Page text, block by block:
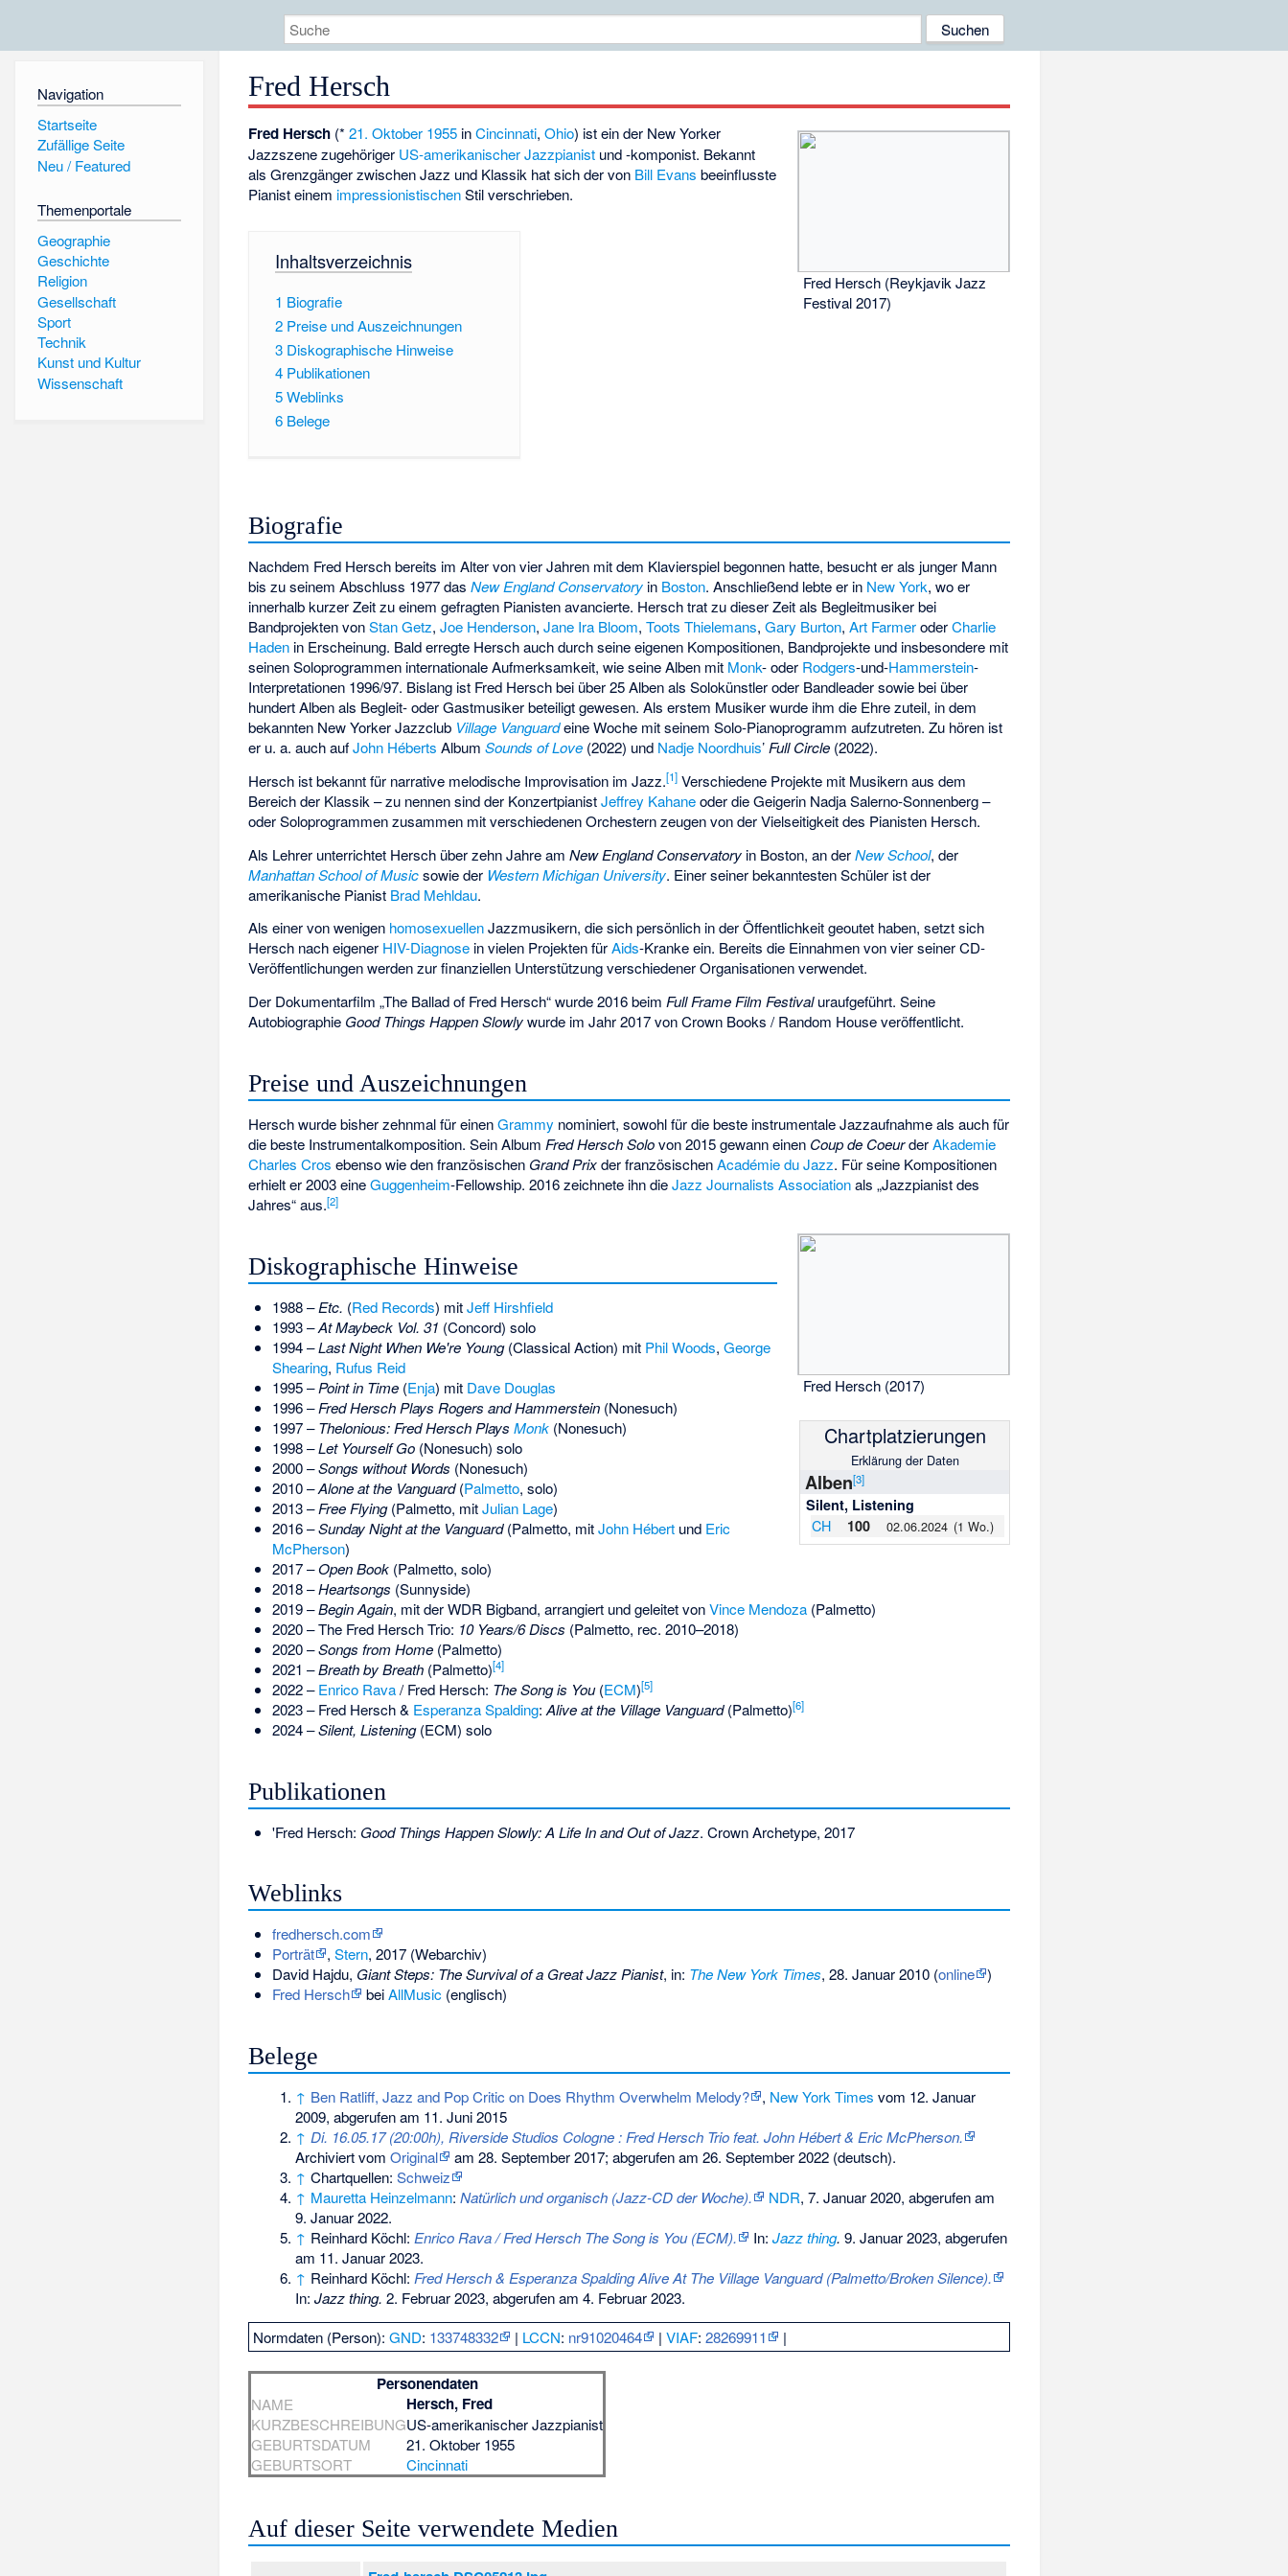
Navigation
Startseite
Zufällige Seite
Neu / Featured
Themenportale
Geographie
Geschichte
Religion
Gesellschaft
Sport
Technik
Kunst und Kultur
Wissenschaft
Fred Hersch
Fred Hersch (Reykjavik Jazz
Festival 2017)
Fred Hersch (*21. Oktober 1955 inCincinnati,Ohio) ist ein der New Yorker
Jazzszene zugehöriger US-amerikanischer Jazzpianist und -komponist. Bekannt
als Grenzgänger zwischen Jazz und Klassik hat sich der von Bill Evans beeinflusste
Pianist einem impressionistischenStil verschrieben.
Inhaltsverzeichnis
1 Biografie
2 Preise und Auszeichnungen
3 Diskographische Hinweise
4 Publikationen
5Weblinks
6 Belege
Biografie
Nachdem Fred Hersch bereits im Alter von vier Jahren mit dem Klavierspiel begonnen hatte, besucht er als junger Mann
bis zu seinem Abschluss 1977 dasNew England Conservatory in Boston. Anschließend lebte er in New York, wo er
innerhalb kurzer Zeit zu einem gefragten Pianisten avancierte. Hersch trat zu dieser Zeit als Begleitmusiker bei
Bandprojekten vonStan Getz,Joe Henderson,Jane Ira Bloom,Toots Thielemans,Gary Burton,Art FarmeroderCharlie
Haden in Erscheinung. Bald erregte Hersch auch durch seine eigenen Kompositionen, Bandprojekte und insbesondere mit
seinen Soloprogrammen internationale Aufmerksamkeit, wie seine Alben mit Monk- oder Rodgers-und-Hammerstein-
Interpretationen 1996/97. Bislang ist Fred Hersch bei über 25 Alben als Solokünstler oder Bandleader sowie bei über
hundert Alben als Begleit- oder Gastmusiker beteiligt gewesen. Als erstem Musiker wurde ihm die Ehre zuteil, in dem
bekannten New Yorker Jazzclub Village Vanguardeine Woche mit seinem Solo-Pianoprogramm aufzutreten. Zu hören ist
er u. a. auch aufJohn Héberts AlbumSounds of Love (2022) und Nadje Noordhuis’Full Circle (2022).
Hersch ist bekannt für narrative melodische Improvisation im Jazz.[1] Verschiedene Projekte mit Musikern aus dem
Bereich der Klassik – zu nennen sind der KonzertpianistJeffrey Kahaneoder die Geigerin Nadja Salerno-Sonnenberg –
oder Soloprogrammen zusammen mit verschiedenen Orchestern zeugen von der Vielseitigkeit des Pianisten Hersch.
Als Lehrer unterrichtet Hersch über zehn Jahre amNew England Conservatory in Boston, an derNew School, der
Manhattan School of Musicsowie der Western Michigan University. Einer seiner bekanntesten Schüler ist der
amerikanische Pianist Brad Mehldau.
Als einer von wenigen homosexuellenJazzmusikern, die sich persönlich in der Öffentlichkeit geoutet haben, setzt sich
Hersch nach eigener HIV-Diagnose in vielen Projekten fürAids-Kranke ein. Bereits die Einnahmen von vier seiner CD-
Veröffentlichungen werden zur finanziellen Unterstützung verschiedener Organisationen verwendet.
Der Dokumentarfilm „The Ballad of Fred Hersch“ wurde 2016 beim Full Frame Film Festivaluraufgeführt. Seine
Autobiographie Good Things Happen Slowlywurde im Jahr 2017 von Crown Books / Random House veröffentlicht.
Preise und Auszeichnungen
Hersch wurde bisher zehnmal für einenGrammy nominiert, sowohl für die beste instrumentale Jazzaufnahme als auch für
die beste Instrumentalkomposition. Sein AlbumFred Hersch Solovon 2015 gewann einen Coup de CoeurderAkademie
Charles Cros ebenso wie den französischen Grand Prixder französischenAcadémie du Jazz. Für seine Kompositionen
erhielt er 2003 eineGuggenheim-Fellowship. 2016 zeichnete ihn dieJazz Journalists Associationals „Jazzpianist des
Jahres“ aus.[2]
Fred Hersch (2017)
Diskographische Hinweise
Chart­plat­zie­rungen
Erklärung der Daten
Alben[3]
Silent, Listening
CH 100 02.06.2024 (1 Wo.)
1988 –Etc. (Red Records) mitJeff Hirshfield
1993 –At Maybeck Vol. 31 (Concord) solo
1994 –Last Night When We're Young(Classical Action) mit Phil Woods, George
Shearing, Rufus Reid
1995 –Point in Time(Enja) mit Dave Douglas
1996 –Fred Hersch Plays Rogers and Hammerstein(Nonesuch)
1997 –Thelonious: Fred Hersch Plays Monk(Nonesuch)
1998 –Let Yourself Go(Nonesuch) solo
2000 –Songs without Words (Nonesuch)
2010 –Alone at the Vanguard(Palmetto, solo)
2013 –Free Flying(Palmetto, mitJulian Lage)
2016 –Sunday Night at the Vanguard(Palmetto, mitJohn Hébertund Eric
McPherson)
2017 –Open Book(Palmetto, solo)
2018 –Heartsongs (Sunnyside)
2019 –Begin Again, mit derWDR Bigband, arrangiert und geleitet vonVince Mendoza(Palmetto)
2020 – The Fred Hersch Trio: 10 Years/6 Discs (Palmetto, rec. 2010–2018)
2020 –Songs from Home(Palmetto)
2021 –Breath by Breath(Palmetto)[4]
2022 –Enrico Rava/ Fred Hersch: The Song is You(ECM)[5]
2023 – Fred Hersch & Esperanza Spalding: Alive at the Village Vanguard(Palmetto)[6]
2024 –Silent, Listening(ECM) solo
Publikationen
'Fred Hersch: Good Things Happen Slowly: A Life In and Out of Jazz. Crown Archetype, 2017
Weblinks
fredhersch.com
Porträt
, Stern, 2017 (Webarchiv)
David Hajdu, Giant Steps: The Survival of a Great Jazz Pianist, in: The New York Times, 28. Januar 2010 (online
)
Fred Hersch
beiAllMusic(englisch)
Belege
↑ Ben Ratliff, Jazz and Pop Critic on Does Rhythm Overwhelm Melody? , New York Times vom 12. Januar
2009, abgerufen am 11. Juni 2015
↑ Di. 16.05.17 (20:00h), Riverside Studios Cologne : Fred Hersch Trio feat. John Hébert & Eric McPherson.
Archiviert vom Original am 28. September 2017; abgerufen am 26. September 2022 (deutsch).
↑ Chartquellen: Schweiz
↑ Mauretta Heinzelmann: Natürlich und organisch (Jazz-CD der Woche). NDR, 7. Januar 2020, abgerufen am
9. Januar 2022.
↑ Reinhard Köchl: Enrico Rava / Fred Hersch The Song is You (ECM). In: Jazz thing. 9. Januar 2023, abgerufen
am 11. Januar 2023.
↑ Reinhard Köchl: Fred Hersch & Esperanza Spalding Alive At The Village Vanguard (Palmetto/Broken Silence).
In: Jazz thing. 2. Februar 2023, abgerufen am 4. Februar 2023.
Normdaten (Person):GND: 133748332 | LCCN: nr91020464 |VIAF:28269911 |
Personendaten
NAME Hersch, Fred
KURZBESCHREIBUNGUS-amerikanischer Jazzpianist
GEBURTSDATUM
21. Oktober 1955
GEBURTSORT
Cincinnati
Auf dieser Seite verwendete Medien